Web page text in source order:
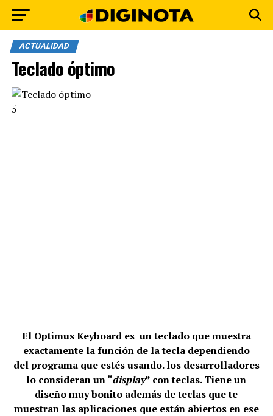
ACTUALIDAD
Teclado óptimo
El Optimus Keyboard es un teclado que muestra
exactamente la función de la tecla dependiendo
del programa que estés usando. los desarrolladores
lo consideran un “display” con teclas. Tiene un
diseño muy bonito además de teclas que te
muestran las aplicaciones que están abiertos en ese